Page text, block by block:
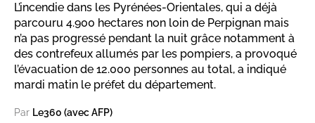
L’incendie dans les Pyrénées-Orientales, qui a déjà
parcouru 4.900 hectares non loin de Perpignan mais
n’a pas progressé pendant la nuit grâce notamment à
des contrefeux allumés par les pompiers, a provoqué
l’évacuation de 12.000 personnes au total, a indiqué
mardi matin le préfet du département.
Par Le360 (avec AFP)